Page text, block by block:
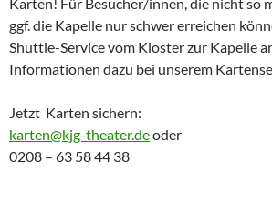
ggf. die Kapelle nur schwer erreichen
Shuttle-Service vom Kloster zur Kapelle
Informationen dazu bei unserem
Jetzt Karten sichern:
karten@kjg-theater.deoder
0208 – 63 58 44 38